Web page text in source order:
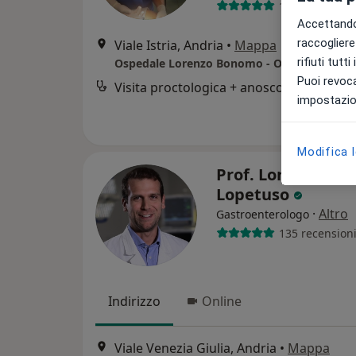
176 recensioni
Viale Istria, Andria • Mappa
Ospedale Lorenzo Bonomo - Ospedale Civile
Visita proctologica + anoscopia
Prof. Loris
Lopetuso
Gastroenterologo · Altro
135 recensioni
Indirizzo Online
Viale Venezia Giulia, Andria • Mappa
rifiuti tutti i
Puoi
Modifica